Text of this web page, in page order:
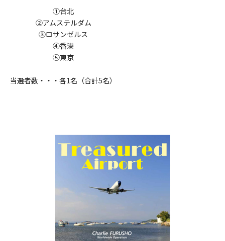
①台北
②アムステルダム
③ロサンゼルス
④香港
⑤東京
当選者数・・・各1名（合計5名）